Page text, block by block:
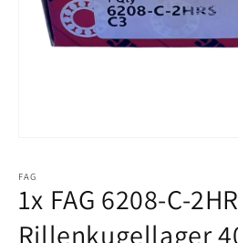
FAG
1x FAG 6208-C-
Rillenkugellager